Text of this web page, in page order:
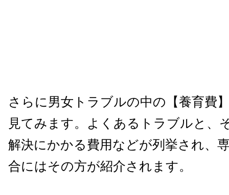
さらに男女トラブルの中の【養育費
見てみます。よくあるトラブルと、
解決にかかる費用などが列挙され、
合にはその方が紹介されます。